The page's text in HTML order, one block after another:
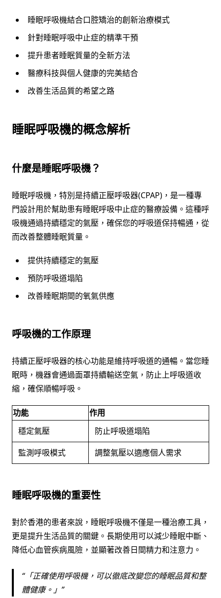
睡眠呼吸機結合口腔矯治的創新治療模式
針對睡眠呼吸中止症的精準干預
提升患者睡眠質量的全新方法
醫療科技與個人健康的完美結合
改善生活品質的希望之路
睡眠呼吸機的概念解析
什麼是睡眠呼吸機？
睡眠呼吸機，特別是持續正壓呼吸器(CPAP)，是一種專
門設計用於幫助患有睡眠呼吸中止症的醫療設備。這種呼
吸機通過持續穩定的氣壓，確保您的呼吸道保持暢通，從
而改善整體睡眠質量。
提供持續穩定的氣壓
預防呼吸道塌陷
改善睡眠期間的氧氣供應
呼吸機的工作原理
持續正壓呼吸器的核心功能是維持呼吸道的通暢。當您睡
眠時，機器會通過面罩持續輸送空氣，防止上呼吸道收
縮，確保順暢呼吸。
功能
作用
穩定氣壓
防止呼吸道塌陷
監測呼吸模式
調整氣壓以適應個人需求
睡眠呼吸機的重要性
對於香港的患者來說，睡眠呼吸機不僅是一種治療工具，
更是提升生活品質的關鍵。長期使用可以減少睡眠中斷、
降低心血管疾病風險，並顯著改善日間精力和注意力。
「正確使用呼吸機，可以徹底改變您的睡眠品質和整
體健康。」